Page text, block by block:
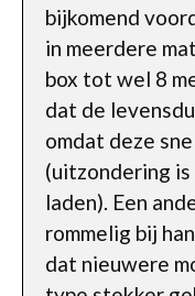
bijkomend
in meerdere
box tot wel 8
dat de
omdat deze
(uitzondering
laden). Een
rommelig bij
dat nieuwere